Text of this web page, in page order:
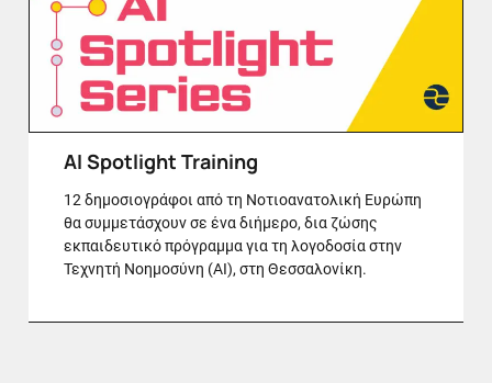
AI Spotlight Training
12 δημοσιογράφοι από τη Νοτιοανατολική Ευρώπη
θα συμμετάσχουν σε ένα διήμερο, δια ζώσης
εκπαιδευτικό πρόγραμμα για τη λογοδοσία στην
Τεχνητή Νοημοσύνη (ΑΙ), στη Θεσσαλονίκη.